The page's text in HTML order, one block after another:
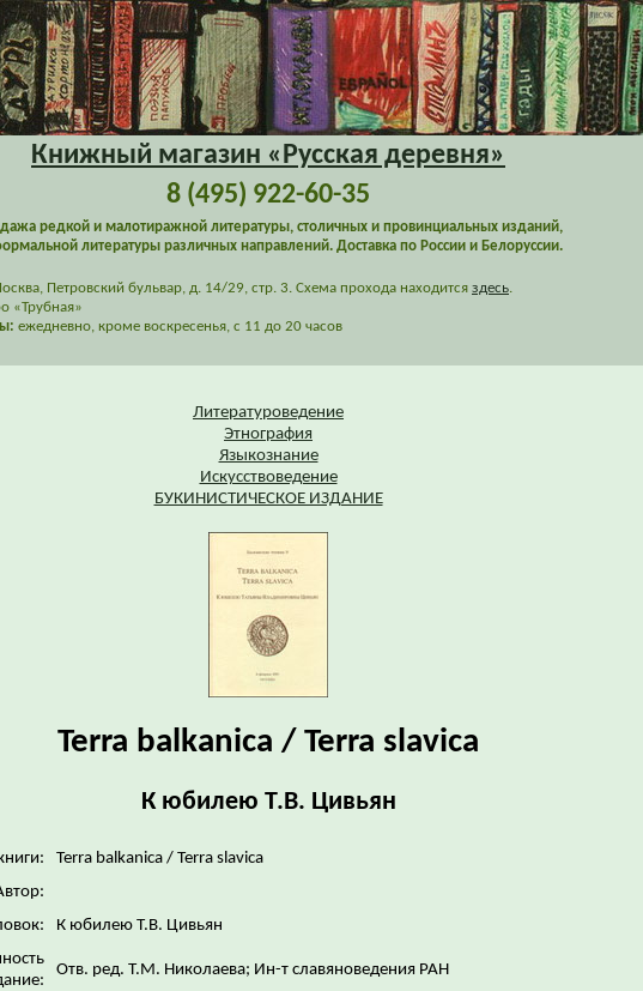
Книжный магазин «Русская деревня»
8 (495) 922-60-35
редкой и малотиражной литературы, столичных и провинциальных изданий,
литературы различных направлений. Доставка по России и Белоруссии.
Петровский бульвар, д. 14/29, стр. 3. Схема прохода находится здесь.
«Трубная»
ежедневно, кроме воскресенья, с 11 до 20 часов
Литературоведение
Этнография
Языкознание
Искусствоведение
БУКИНИСТИЧЕСКОЕ ИЗДАНИЕ
Terra balkanica / Terra slavica
К юбилею Т.В. Цивьян
Terra balkanica / Terra slavica
К юбилею Т.В. Цивьян
Отв. ред. Т.М. Николаева; Ин-т славяноведения РАН